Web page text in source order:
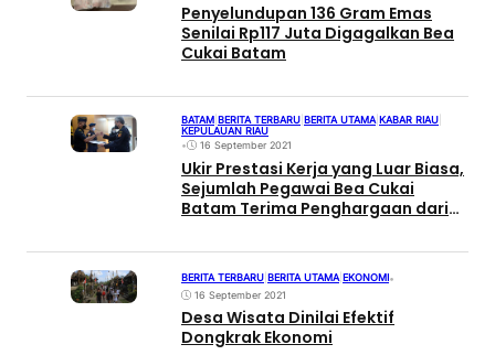
Penyelundupan 136 Gram Emas
Senilai Rp117 Juta Digagalkan Bea
Cukai Batam
BATAM BERITA TERBARU BERITA UTAMA KABAR RIAU
KEPULAUAN RIAU
•
16 September 2021
Ukir Prestasi Kerja yang Luar Biasa,
Sejumlah Pegawai Bea Cukai
Batam Terima Penghargaan dari
BERITA TERBARU BERITA UTAMA EKONOMI•
16 September 2021
Desa Wisata Dinilai Efektif
Dongkrak Ekonomi